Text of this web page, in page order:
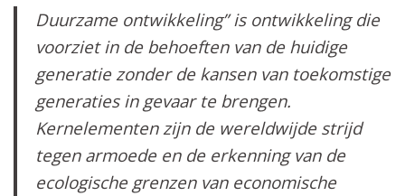
Duurzame ontwikkeling” is ontwikkeling die
voorziet in de behoeften van de huidige
generatie zonder de kansen van toekomstige
generaties in gevaar te brengen.
Kernelementen zijn de wereldwijde strijd
tegen armoede en de erkenning van de
ecologische grenzen van economische